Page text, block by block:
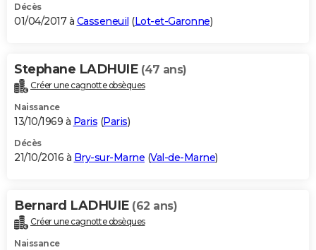
Décès
01/04/2017 à Casseneuil (Lot-et-Garonne)
Stephane LADHUIE (47 ans)
Créer une cagnotte obsèques
Naissance
13/10/1969 à Paris (Paris)
Décès
21/10/2016 à Bry-sur-Marne (Val-de-Marne)
Bernard LADHUIE (62 ans)
Créer une cagnotte obsèques
Naissance